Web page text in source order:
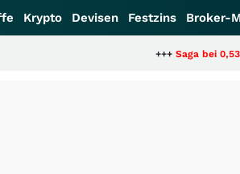
Krypto Devisen Festzins Broker-
Saga bei 0,53 CAD: